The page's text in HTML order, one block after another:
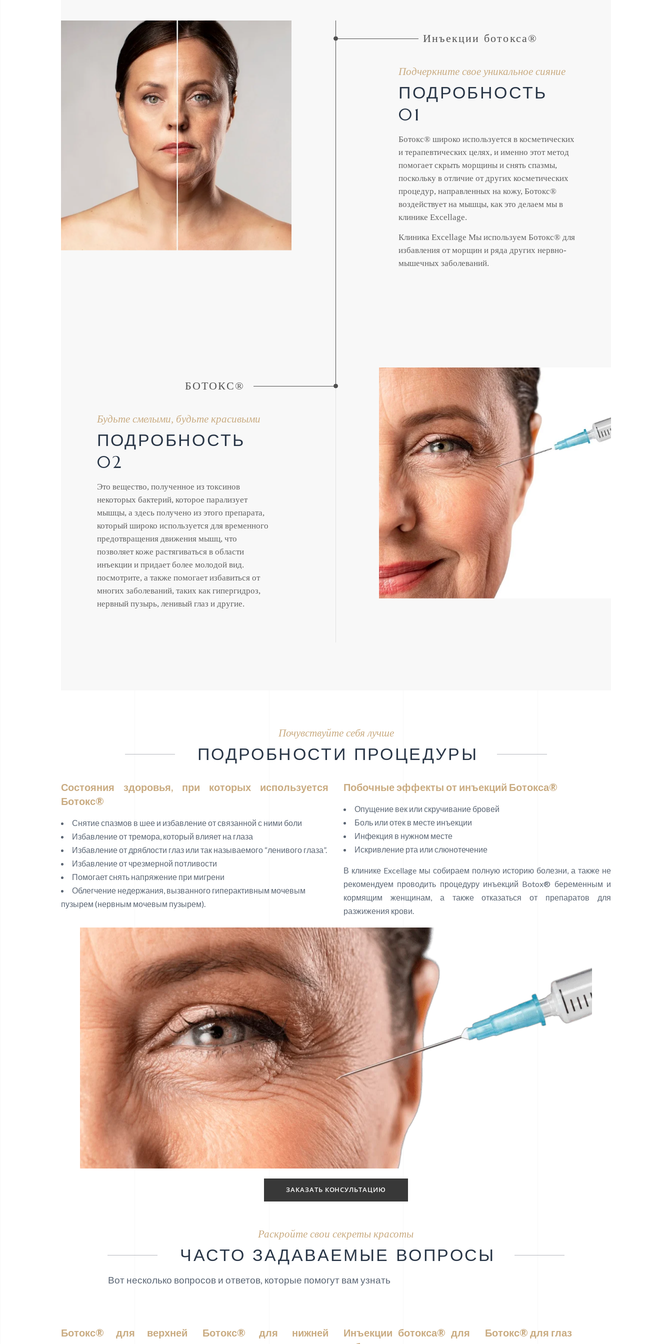
Инъекции ботокса®
Подчеркните свое уникальное сияние
ПОДРОБНОСТЬ
01
Ботокс® широко используется в косметических
и терапевтических целях, и именно этот метод
помогает скрыть морщины и снять спазмы,
поскольку в отличие от других косметических
процедур, направленных на кожу, Ботокс®
воздействует на мышцы, как это делаем мы в
клинике Excellage.
Клиника Excellage Мы используем Ботокс® для
избавления от морщин и ряда других нервно-
мышечных заболеваний.
БОТОКС®
Будьте смелыми, будьте красивыми
ПОДРОБНОСТЬ
02
Это вещество, полученное из токсинов
некоторых бактерий, которое парализует
мышцы, а здесь получено из этого препарата,
который широко используется для временного
предотвращения движения мышц, что
позволяет коже растягиваться в области
инъекции и придает более молодой вид.
посмотрите, а также помогает избавиться от
многих заболеваний, таких как гипергидроз,
нервный пузырь, ленивый глаз и другие.
Почувствуйте себя лучше
ПОДРОБНОСТИ ПРОЦЕДУРЫ
Состояния здоровья, при которых используется
Ботокс®
Снятие спазмов в шее и избавление от связанной с ними боли
Избавление от тремора, который влияет на глаза
Избавление от дряблости глаз или так называемого “ленивого глаза”.
Избавление от чрезмерной потливости
Помогает снять напряжение при мигрени
Облегчение недержания, вызванного гиперактивным мочевым
пузырем (нервным мочевым пузырем).
Побочные эффекты от инъекций Ботокса®
Опущение век или скручивание бровей
Боль или отек в месте инъекции
Инфекция в нужном месте
Искривление рта или слюнотечение
В клинике Excellage мы собираем полную историю болезни, а также не
рекомендуем проводить процедуру инъекций Botox® беременным и
кормящим женщинам, а также отказаться от препаратов для
разжижения крови.
ЗАКАЗАТЬ КОНСУЛЬТАЦИЮ
Раскройте свои секреты красоты
ЧАСТО ЗАДАВАЕМЫЕ ВОПРОСЫ
Вот несколько вопросов и ответов, которые помогут вам узнать
Ботокс® для верхней
Ботокс® для нижней
Инъекции ботокса® для
Ботокс® для глаз